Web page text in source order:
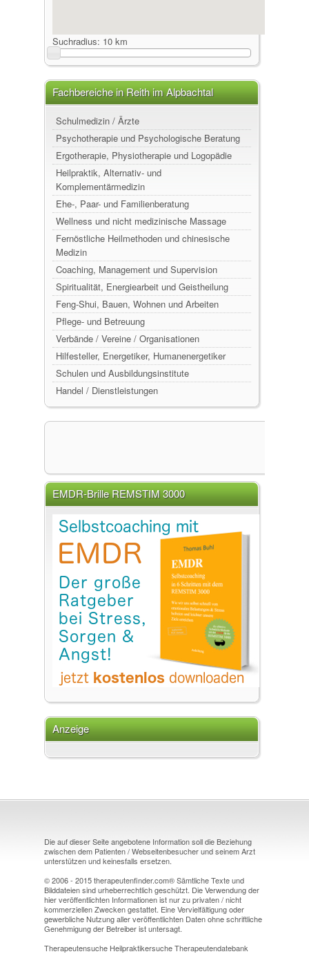
Suchradius: 10 km
Fachbereiche in Reith im Alpbachtal
Schulmedizin / Ärzte
Psychotherapie und Psychologische Beratung
Ergotherapie, Physiotherapie und Logopädie
Heilpraktik, Alternativ- und
Komplementärmedizin
Ehe-, Paar- und Familienberatung
Wellness und nicht medizinische Massage
Fernöstliche Heilmethoden und chinesische
Medizin
Coaching, Management und Supervision
Spiritualität, Energiearbeit und Geistheilung
Feng-Shui, Bauen, Wohnen und Arbeiten
Pflege- und Betreuung
Verbände / Vereine / Organisationen
Hilfesteller, Energetiker, Humanenergetiker
Schulen und Ausbildungsinstitute
Handel / Dienstleistungen
EMDR-Brille REMSTIM 3000
Anzeige
Die auf dieser Seite angebotene Information soll die Beziehung
zwischen dem Patienten / Webseitenbesucher und seinem Arzt
unterstützen und keinesfalls ersetzen.
© 2006 - 2015 therapeutenfinder.com® Sämtliche Texte und
Bilddateien sind urheberrechtlich geschützt. Die Verwendung der
hier veröffentlichten Informationen ist nur zu privaten / nicht
kommerziellen Zwecken gestattet. Eine Vervielfältigung oder
gewerbliche Nutzung aller veröffentlichten Daten ohne schriftliche
Genehmigung der Betreiber ist untersagt.
Therapeutensuche Heilpraktikersuche Therapeutendatebank